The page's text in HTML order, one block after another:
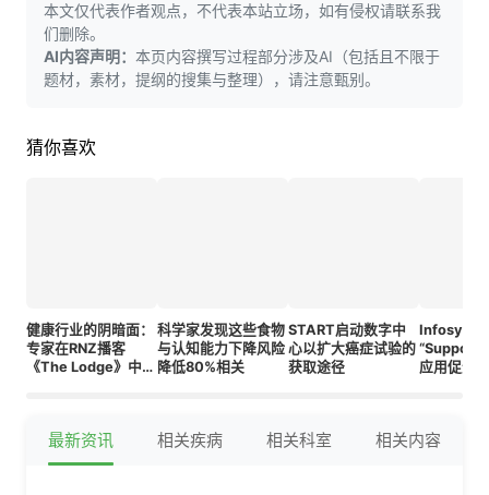
本文仅代表作者观点，不代表本站立场，如有侵权请联系我
们删除。
AI内容声明： 本页内容撰写过程部分涉及AI（包括且不限于
题材，素材，提纲的搜集与整理），请注意甄别。
猜你喜欢
健康行业的阴暗面：
专家在RNZ播客
《The Lodge》中警
科学家发现这些食物
与认知能力下降风险
降低80%相关
START启动数字中
心以扩大癌症试验的
获取途径
Infosys推
应用促进
最新资讯 相关疾病 相关科室 相关内容